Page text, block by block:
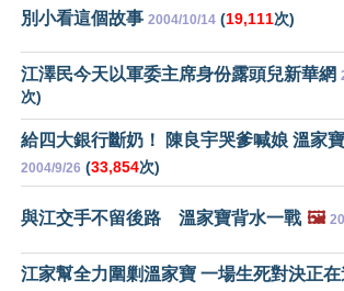
別小看這個故事 2004/10/14 (19,111次)
江澤民今天以軍委主席身份露頭兒新華網
次)
給四大銀行斷奶！ 陳良宇哭爹喊娘 溫家
2004/9/26 (33,854次)
與江交手不留後路 溫家寶背水一戰 🖼️
江家幫全力圍剿溫家寶 一場生死對決正